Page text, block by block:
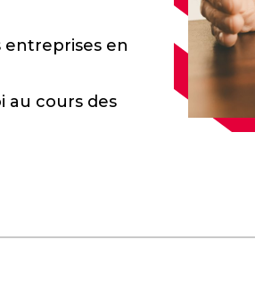
entreprises en
au cours des